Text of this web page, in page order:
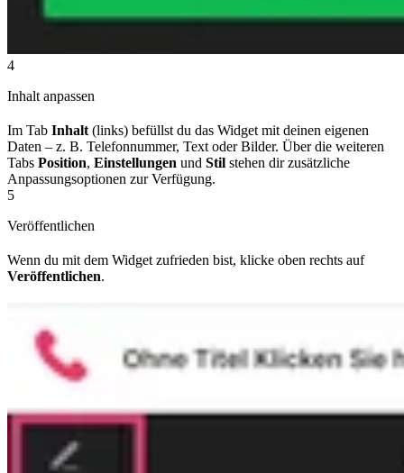
4
Inhalt anpassen
Im Tab Inhalt (links) befüllst du das Widget mit deinen eigenen
Daten – z. B. Telefonnummer, Text oder Bilder. Über die weiteren
Tabs Position, Einstellungen und Stil stehen dir zusätzliche
Anpassungsoptionen zur Verfügung.
5
Veröffentlichen
Wenn du mit dem Widget zufrieden bist, klicke oben rechts auf
Veröffentlichen.